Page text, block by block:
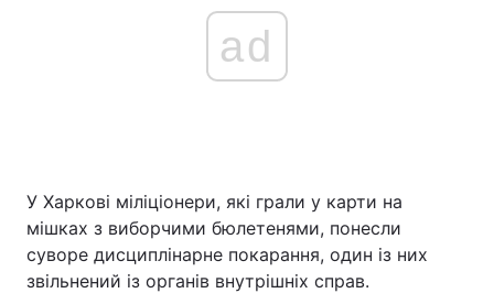
ad
У Харкові міліціонери, які грали у карти на
мішках з виборчими бюлетенями, понесли
суворе дисциплінарне покарання, один із них
звільнений із органів внутрішніх справ.